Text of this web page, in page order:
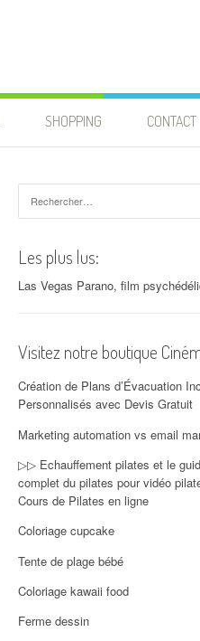
SHOPPING CONTACT
Les plus lus:
Las Vegas Parano, film
Visitez notre boutique
Création de Plans d’Évacuation
Personnalisés avec Devis Gratuit
Marketing automation vs email
▷▷ Echauffement pilates et le
complet du pilates pour vidéo
Cours de Pilates en ligne
Coloriage cupcake
Tente de plage bébé
Coloriage kawaii food
Ferme dessin